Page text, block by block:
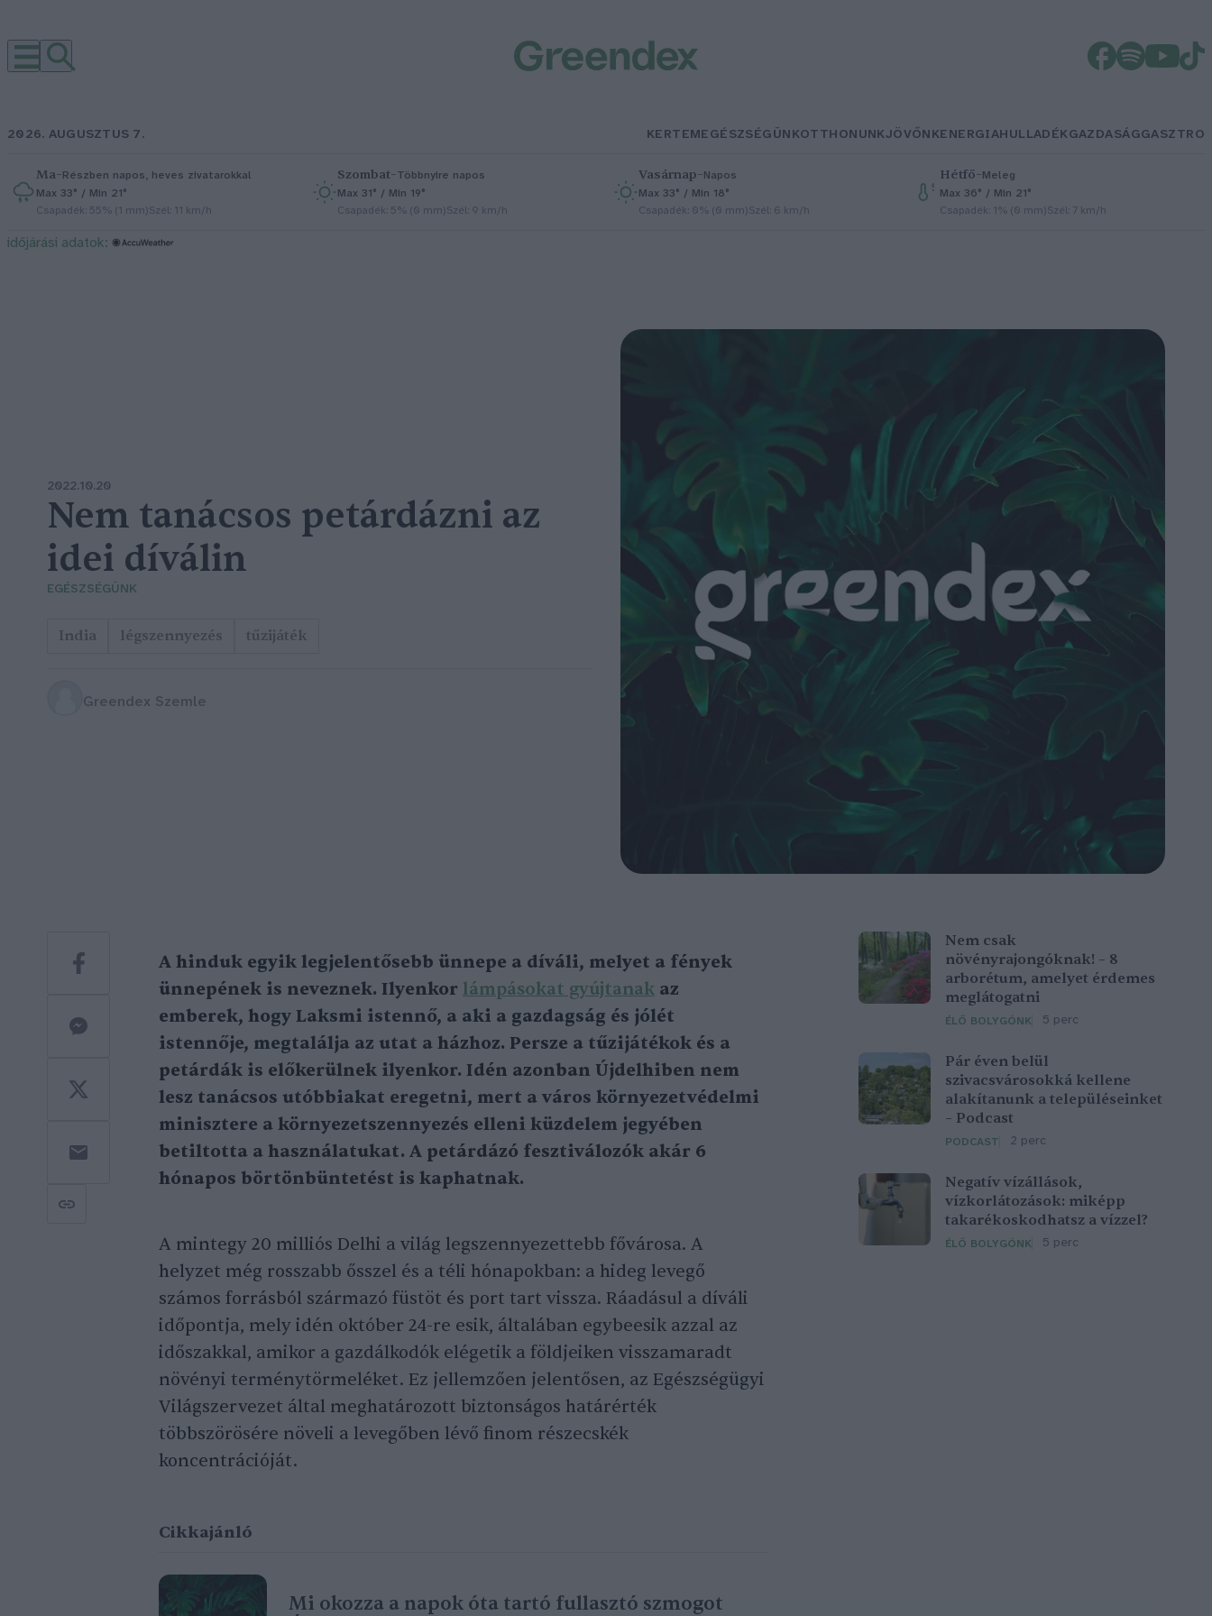
2026. AUGUSZTUS 7. KERTEMEGÉSZSÉGÜNKOTTHONUNKJÖVŐNKENERGIAHULLADÉKGAZDASÁGGASZTRO
Ma–Részben napos, heves zivatarokkal
Max 33° / Min 21°
Csapadék: 55% (1 mm)Szél: 11 km/h
Szombat–Többnyire napos
Max 31° / Min 19°
Csapadék: 5% (0 mm)Szél: 9 km/h
Vasárnap–Napos
Max 33° / Min 18°
Csapadék: 0% (0 mm)Szél: 6 km/h
Hétfő–Meleg
Max 36° / Min 21°
Csapadék: 1% (0 mm)Szél: 7 km/h
időjárási adatok:
2022.10.20
Nem tanácsos petárdázni az
idei díválin
EGÉSZSÉGÜNK
India légszennyezés tűzijáték
Greendex Szemle
A hinduk egyik legjelentősebb ünnepe a díváli, melyet a fények
ünnepének is neveznek. Ilyenkor lámpásokat gyújtanak az
emberek, hogy Laksmi istennő, a aki a gazdagság és jólét
istennője, megtalálja az utat a házhoz. Persze a tűzijátékok és a
petárdák is előkerülnek ilyenkor. Idén azonban Újdelhiben nem
lesz tanácsos utóbbiakat eregetni, mert a város környezetvédelmi
minisztere a környezetszennyezés elleni küzdelem jegyében
betiltotta a használatukat. A petárdázó fesztiválozók akár 6
hónapos börtönbüntetést is kaphatnak.
A mintegy 20 milliós Delhi a világ legszennyezettebb fővárosa. A
helyzet még rosszabb ősszel és a téli hónapokban: a hideg levegő
számos forrásból származó füstöt és port tart vissza. Ráadásul a díváli
időpontja, mely idén október 24-re esik, általában egybeesik azzal az
időszakkal, amikor a gazdálkodók elégetik a földjeiken visszamaradt
növényi terménytörmeléket. Ez jellemzően jelentősen, az Egészségügyi
Világszervezet által meghatározott biztonságos határérték
többszörösére növeli a levegőben lévő finom részecskék
koncentrációját.
Cikkajánló
Mi okozza a napok óta tartó fullasztó szmogot
Nem csak
növényrajongóknak! – 8
arborétum, amelyet érdemes
meglátogatni
ÉLŐ BOLYGÓNK 5 perc
Pár éven belül
szivacsvárosokká kellene
alakítanunk a településeinket
– Podcast
PODCAST 2 perc
Negatív vízállások,
vízkorlátozások: miképp
takarékoskodhatsz a vízzel?
ÉLŐ BOLYGÓNK 5 perc